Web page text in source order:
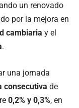
un renovado
por la mejora en
cambiaria y el
.
una jornada
consecutiva de
0,2% y 0,3%, en